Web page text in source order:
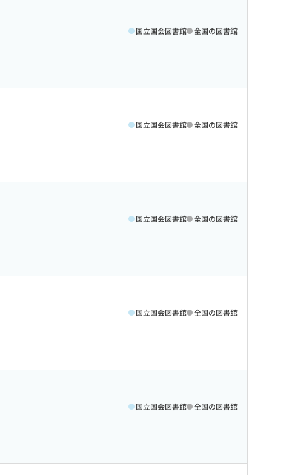
国立国会図書館 全国の図書館
国立国会図書館 全国の図書館
国立国会図書館 全国の図書館
国立国会図書館 全国の図書館
国立国会図書館 全国の図書館